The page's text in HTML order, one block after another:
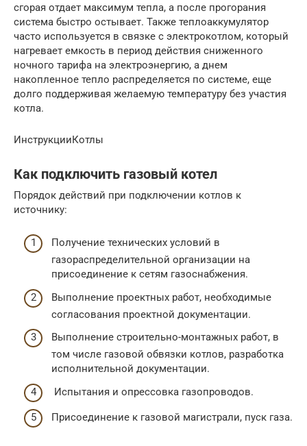
сгорая отдает максимум тепла, а после прогорания
система быстро остывает. Также теплоаккумулятор
часто используется в связке с электрокотлом, который
нагревает емкость в период действия сниженного
ночного тарифа на электроэнергию, а днем
накопленное тепло распределяется по системе, еще
долго поддерживая желаемую температуру без участия
котла.
ИнструкцииКотлы
Как подключить газовый котел
Порядок действий при подключении котлов к
источнику:
Получение технических условий в
газораспределительной организации на
присоединение к сетям газоснабжения.
Выполнение проектных работ, необходимые
согласования проектной документации.
Выполнение строительно-монтажных работ, в
том числе газовой обвязки котлов, разработка
исполнительной документации.
Испытания и опрессовка газопроводов.
Присоединение к газовой магистрали, пуск газа.